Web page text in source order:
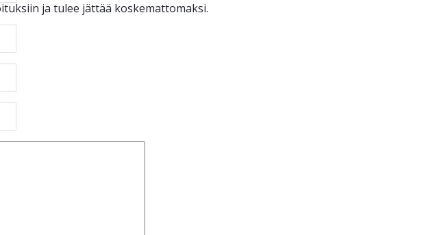
ja tulee jättää koskemattomaksi.